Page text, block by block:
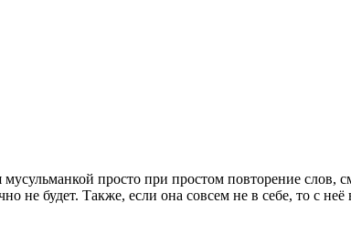
просто при простом повторение слов,
не будет. Также, если она совсем не в себе, то с